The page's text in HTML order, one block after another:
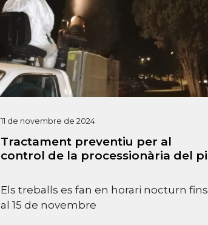
11 de novembre de 2024
Tractament preventiu per al
control de la processionària del pi
Els treballs es fan en horari nocturn fins
al 15 de novembre